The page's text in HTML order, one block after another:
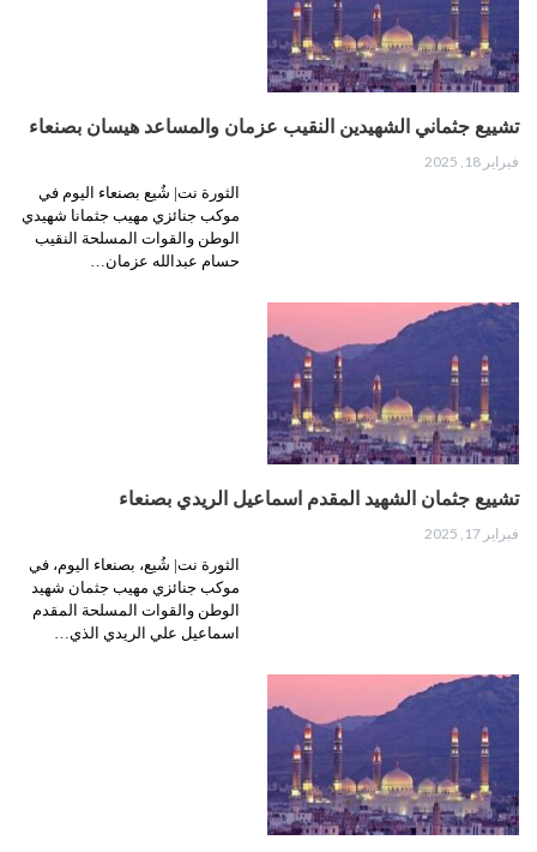
تشييع جثماني الشهيدين النقيب عزمان والمساعد هيسان بصنعاء
فبراير 18, 2025
الثورة نت| شُيع بصنعاء اليوم في
موكب جنائزي مهيب جثمانا شهيدي
الوطن والقوات المسلحة النقيب
حسام عبدالله عزمان…
تشييع جثمان الشهيد المقدم اسماعيل الريدي بصنعاء
فبراير 17, 2025
الثورة نت| شُيع، بصنعاء اليوم، في
موكب جنائزي مهيب جثمان شهيد
الوطن والقوات المسلحة المقدم
اسماعيل علي الريدي الذي…